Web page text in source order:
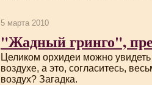
5 марта 2010
"Жадный гринго",
Целиком орхидеи можно
воздухе, а это, согласитесь,
воздух? Загадка.